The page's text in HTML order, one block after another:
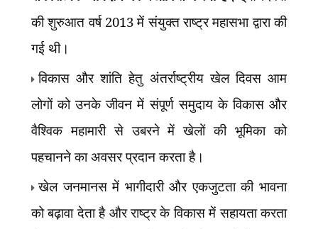
की शुरुआत वर्ष 2013 में संयुक्त राष्ट्र महासभा द्वारा की
गई थी।
विकास और शांति हेतु अंतर्राष्ट्रीय खेल दिवस आम
लोगों को उनके जीवन में संपूर्ण समुदाय के विकास और
वैश्विक महामारी से उबरने में खेलों की भूमिका को
पहचानने का अवसर प्रदान करता है।
खेल जनमानस में भागीदारी और एकजुटता की भावना
को बढ़ावा देता है और राष्ट्र के विकास में सहायता करता